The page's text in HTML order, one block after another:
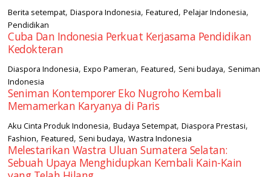
Berita setempat,Diaspora Indonesia,Featured,Pelajar Indonesia,
Pendidikan
Cuba Dan Indonesia Perkuat Kerjasama Pendidikan
Kedokteran
Diaspora Indonesia,Expo Pameran,Featured, Seni budaya, Seniman
Indonesia
Seniman Kontemporer Eko Nugroho Kembali
Memamerkan Karyanya di Paris
Aku Cinta Produk Indonesia,Budaya Setempat,Diaspora Prestasi,
Fashion,Featured, Seni budaya,Wastra Indonesia
Melestarikan Wastra Uluan Sumatera Selatan:
Sebuah Upaya Menghidupkan Kembali Kain-Kain